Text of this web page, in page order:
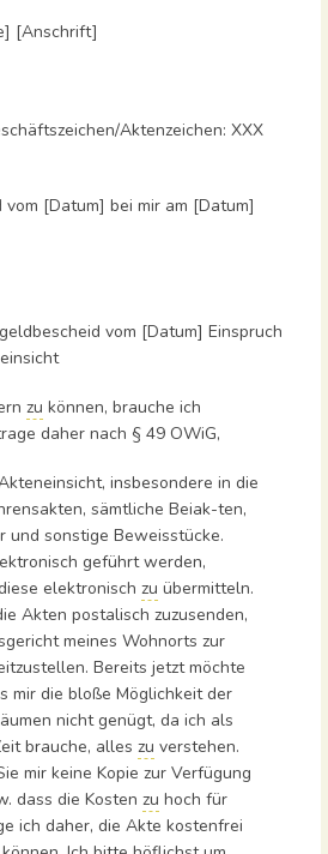
[Anschrift]
Aktenzeichen: XXX
[Datum] bei mir am [Datum]
vom [Datum] Einspruch
zu können, brauche ich
daher nach § 49 OWiG,
insbesondere in die
sämtliche Beiak-ten,
und sonstige Beweisstücke.
geführt werden,
elektronisch zu übermitteln.
Akten postalisch zuzusenden,
meines Wohnorts zur
Bereits jetzt möchte
mir die bloße Möglichkeit der
nicht genügt, da ich als
brauche, alles zu verstehen.
mir keine Kopie zur Verfügung
dass die Kosten zu hoch für
ich daher, die Akte kostenfrei